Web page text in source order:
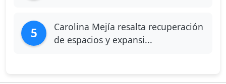
5
Carolina Mejía resalta recuperación
de espacios y expansi...